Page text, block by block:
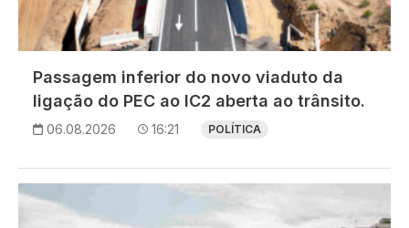
Passagem inferior do novo viaduto da
ligação do PEC ao IC2 aberta ao trânsito.
06.08.2026 16:21 POLÍTICA
Imagem